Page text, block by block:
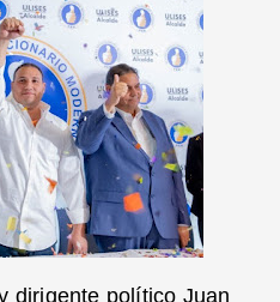
dirigente político Juan